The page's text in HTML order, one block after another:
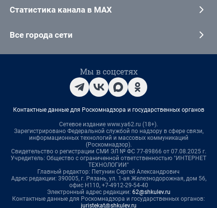
Статистика канала в MAX
Все города сети
Мы в соцсетях
Контактные данные для Роскомнадзора и государственных органов
Сетевое издание www.ya62.ru (18+).
Зарегистрировано Федеральной службой по надзору в сфере связи,
информационных технологий и массовых коммуникаций
(Роскомнадзор).
Свидетельство о регистрации СМИ ЭЛ № ФС 77-89866 от 07.08.2025 г.
Учредитель: Общество с ограниченной ответственностью "ИНТЕРНЕТ
ТЕХНОЛОГИИ"
Главный редактор: Петунин Сергей Александрович
Адрес редакции: 390005, г. Рязань, ул. 1-ая Железнодорожная, дом 56,
офис Н110, +7-4912-29-54-40
Электронный адрес редакции: 62@shkulev.ru
Контактные данные для Роскомнадзора и государственных органов:
juristekat@shkulev.ru